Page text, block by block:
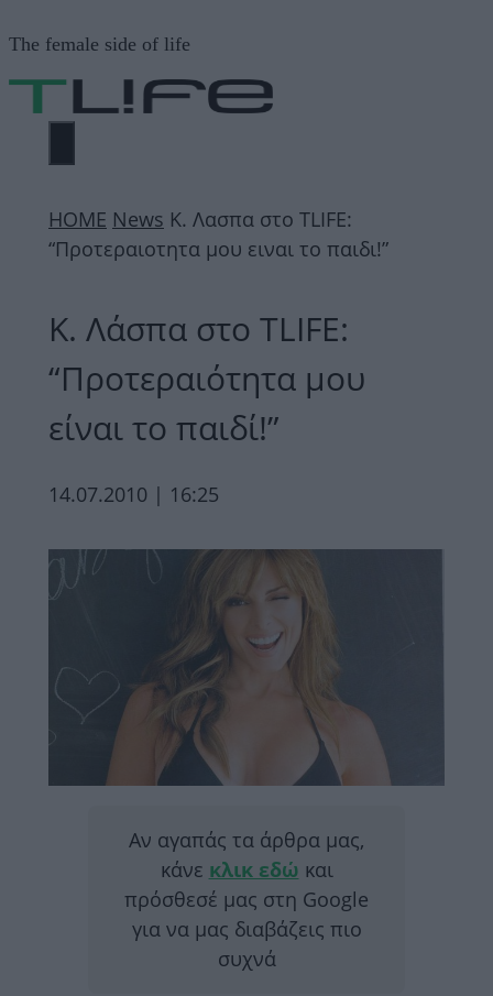
σε
περιεχόμενο
The female side of life
ΜΕΝΟΎ
ΗΟΜΕ News Κ. Λασπα στο TLIFE:
“Προτεραιοτητα μου ειναι το παιδι!”
Κ. Λάσπα στο TLIFE:
“Προτεραιότητα μου
είναι το παιδί!”
14.07.2010 | 16:25
Αν αγαπάς τα άρθρα μας,
κάνε κλικ εδώ και
πρόσθεσέ μας στη Google
για να μας διαβάζεις πιο
συχνά